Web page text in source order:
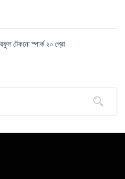
টেকনো স্পার্ক ২০ প্রো